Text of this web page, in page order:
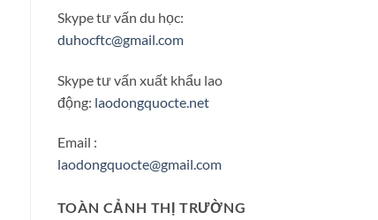
Skype tư vấn du học:
duhocftc@gmail.com
Skype tư vấn xuất khẩu lao
động: laodongquocte.net
Email :
laodongquocte@gmail.com
TOÀN CẢNH THỊ TRƯỜNG